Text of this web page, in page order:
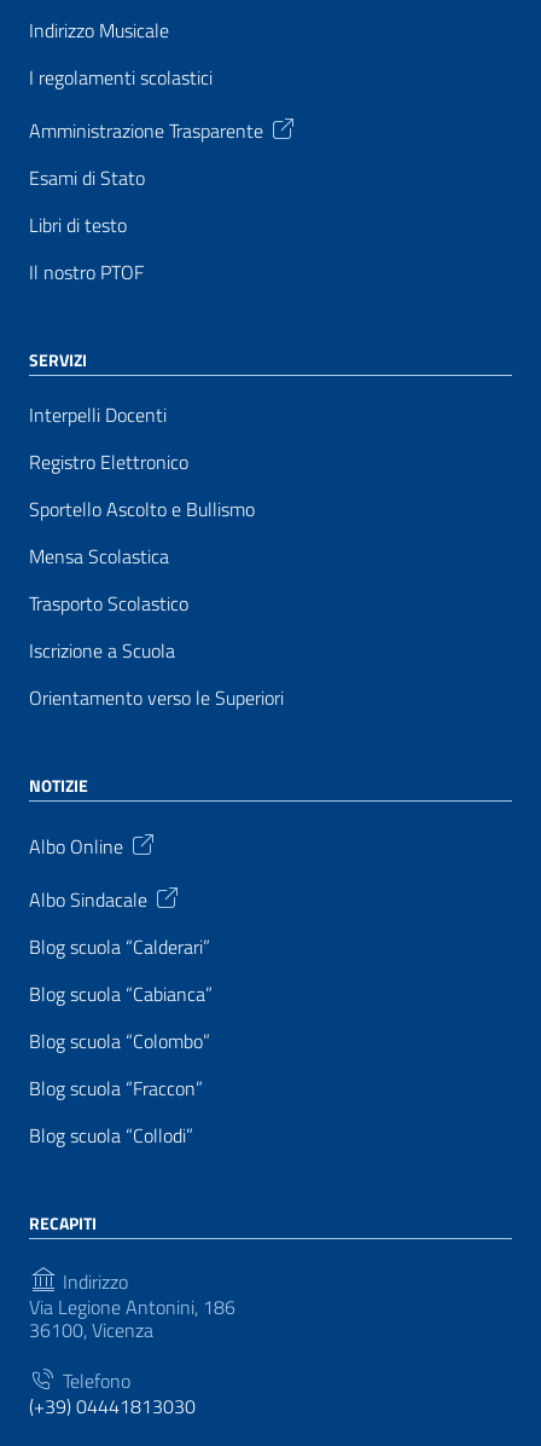
Indirizzo Musicale
I regolamenti scolastici
Amministrazione Trasparente
Esami di Stato
Libri di testo
Il nostro PTOF
SERVIZI
Interpelli Docenti
Registro Elettronico
Sportello Ascolto e Bullismo
Mensa Scolastica
Trasporto Scolastico
Iscrizione a Scuola
Orientamento verso le Superiori
NOTIZIE
Albo Online
Albo Sindacale
Blog scuola “Calderari”
Blog scuola “Cabianca”
Blog scuola “Colombo”
Blog scuola “Fraccon”
Blog scuola “Collodi”
RECAPITI
Indirizzo
Via Legione Antonini, 186
36100, Vicenza
Telefono
(+39) 04441813030